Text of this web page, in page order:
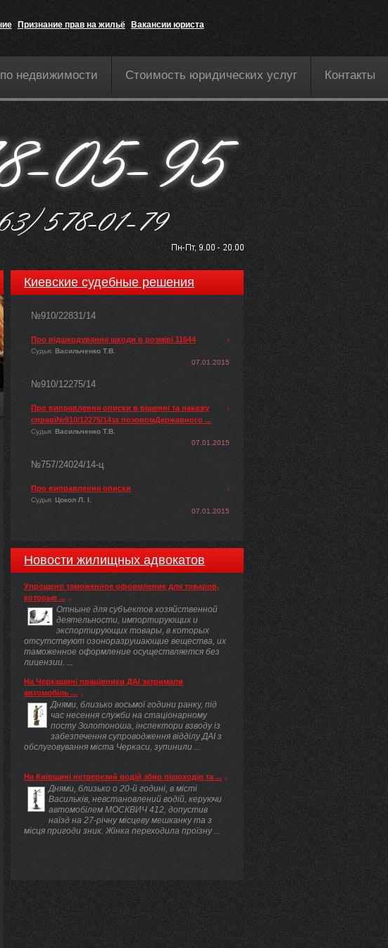
Признание прав на жильё Вакансии юриста
недвижимости Стоимость юридических услуг Контакты
Киевские судебные решения
№910/22831/14
Про відшкодування шкоди в розмірі 11644
Судья: Васильченко Т.В.
07.01.2015
№910/12275/14
Про виправлення описки в рішенні та наказіу
справі№910/12275/14за позовомДержавного ...
Судья: Васильченко Т.В.
07.01.2015
№757/24024/14-ц
Про виправлення описки
Судья: Цокол Л. І.
07.01.2015
Новости жилищных адвокатов
Упрощено таможенное оформление для товаров,
которые ...
Отныне для субъектов хозяйственной
деятельности, импортирующих и
экспортирующих товары, в которых
отсутствуют озоноразрушающие вещества, их
таможенное оформление осуществляется без
лицензии. ...
На Черкащині працівники ДАІ затримали
автомобіль ...
Днями, близько восьмої години ранку, під
час несення служби на стаціонарному
посту Золотоноша, інспектори взводу із
забезпечення супроводження відділу ДАІ з
обслуговування міста Черкаси, зупинили ...
На Київщині нетверезий водій збив пішоходів та ...
Днями, близько о 20-й годині, в місті
Васильків, невстановлений водій, керуючи
автомобілем МОСКВИЧ 412, допустив
наїзд на 27-річну місцеву мешканку та з
місця пригоди зник. Жінка переходила проїзну ...